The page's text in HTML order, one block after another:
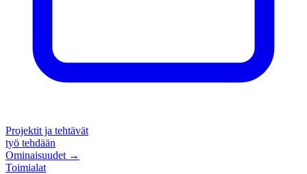
Projektit ja tehtävät
työ tehdään
Ominaisuudet →
Toimialat